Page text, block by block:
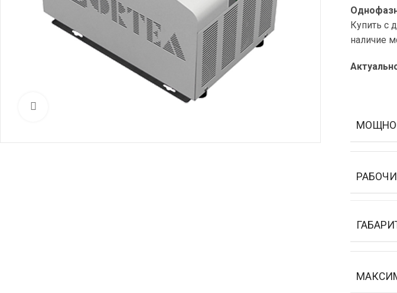
Купить с
наличие